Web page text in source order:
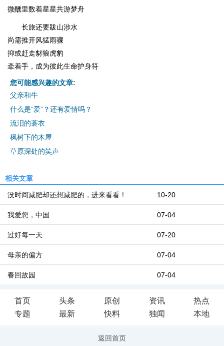
微醺里数着星星共游梦舟
长旅还要跋山涉水
尚需推开风猛雨骤
抑或赶走豺狼虎豹
牵着手，成为彼此生命护身符
您可能感兴趣的文章:
父亲和牛
什么是“爱”？还有爱情吗？
流泪的蓑衣
枫树下的木屋
草原深处的笑声
相关文章
10-20
没时间减肥却还想减肥的，进来看看！
07-04
我爱您，中国
07-20
过好每一天
07-04
母亲的偏方
07-04
春回故园
首页 头条 原创 资讯
热点
专题
最新 快料 独闻 本地
返回首页